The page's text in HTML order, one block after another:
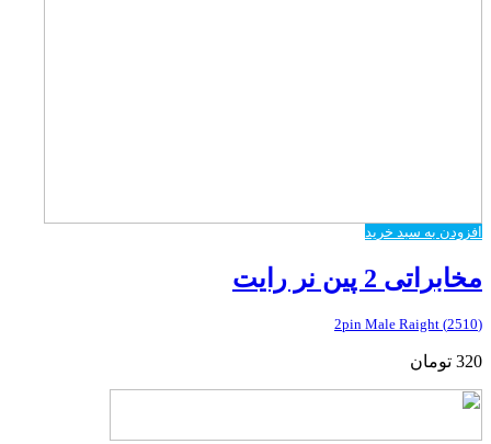
افزودن به سبد خرید
مخابراتی 2 پین نر رایت
(2510) 2pin Male Raight
320 تومان